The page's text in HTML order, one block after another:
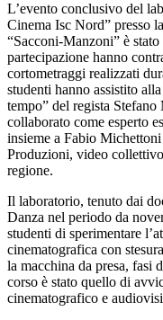
L’evento conclusivo del
Cinema Isc Nord” presso
“Sacconi-Manzoni” è
partecipazione hanno
cortometraggi realizzati
studenti hanno assistito
tempo” del regista
collaborato come esperto
insieme a Fabio
Produzioni, video
regione.
Il laboratorio, tenuto dai
Danza nel periodo da
studenti di sperimentare
cinematografica con
la macchina da presa, fasi
corso è stato quello di
cinematografico e